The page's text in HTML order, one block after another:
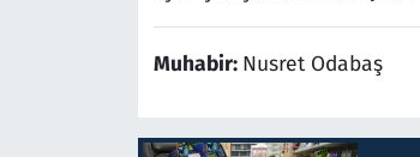
Muhabir: Nusret Odabaş